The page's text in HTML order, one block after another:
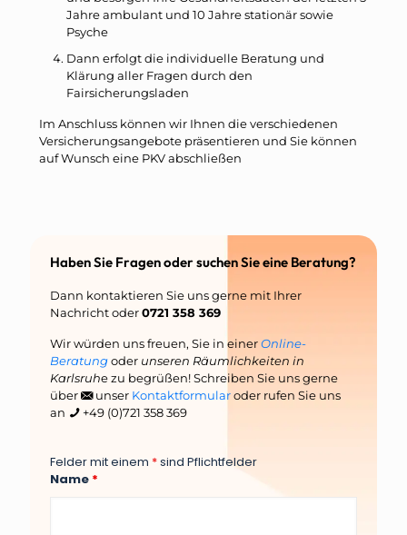
Jahre ambulant und 10 Jahre stationär sowie
Psyche
Dann erfolgt die individuelle Beratung und
Klärung aller Fragen durch den
Fairsicherungsladen
Im Anschluss können wir Ihnen die verschiedenen
Versicherungsangebote präsentieren und Sie können
auf Wunsch eine PKV abschließen
Haben Sie Fragen oder suchen Sie eine Beratung?
Dann kontaktieren Sie uns gerne mit Ihrer
Nachricht oder0721 358 369
Wir würden uns freuen, Sie in einerOnline-
Beratungoder unseren Räumlichkeiten in
Karlsruhe zu begrüßen! Schreiben Sie uns gerne
über
unser Kontaktformularoder rufen Sie uns
an
+49 (0)721 358 369
Felder mit einem *sind Pflichtfelder
Name *